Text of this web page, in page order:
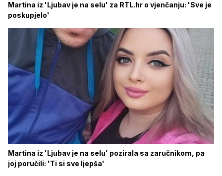
Martina iz 'Ljubav je na selu' za RTL.hr o vjenčanju: 'Sve je
poskupjelo'
Martina iz 'Ljubav je na selu' pozirala sa zaručnikom, pa
joj poručili: 'Ti si sve ljepša'